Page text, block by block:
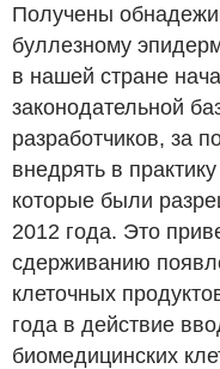
Получены
буллезному
в нашей стране
законодательной
разработчиков, за
внедрять в
которые были
2012 года. Это
сдерживанию
клеточных
года в действие
биомедицинских